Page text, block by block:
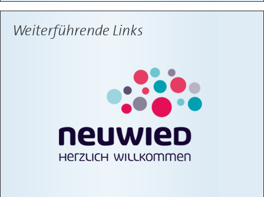
Weiterführende Links